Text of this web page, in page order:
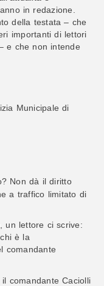
in redazione.
della testata – che
importanti di lettori
e che non intende
Municipale di
Non dà il diritto
a traffico limitato di
un lettore ci scrive:
è la
comandante
comandante Caciolli